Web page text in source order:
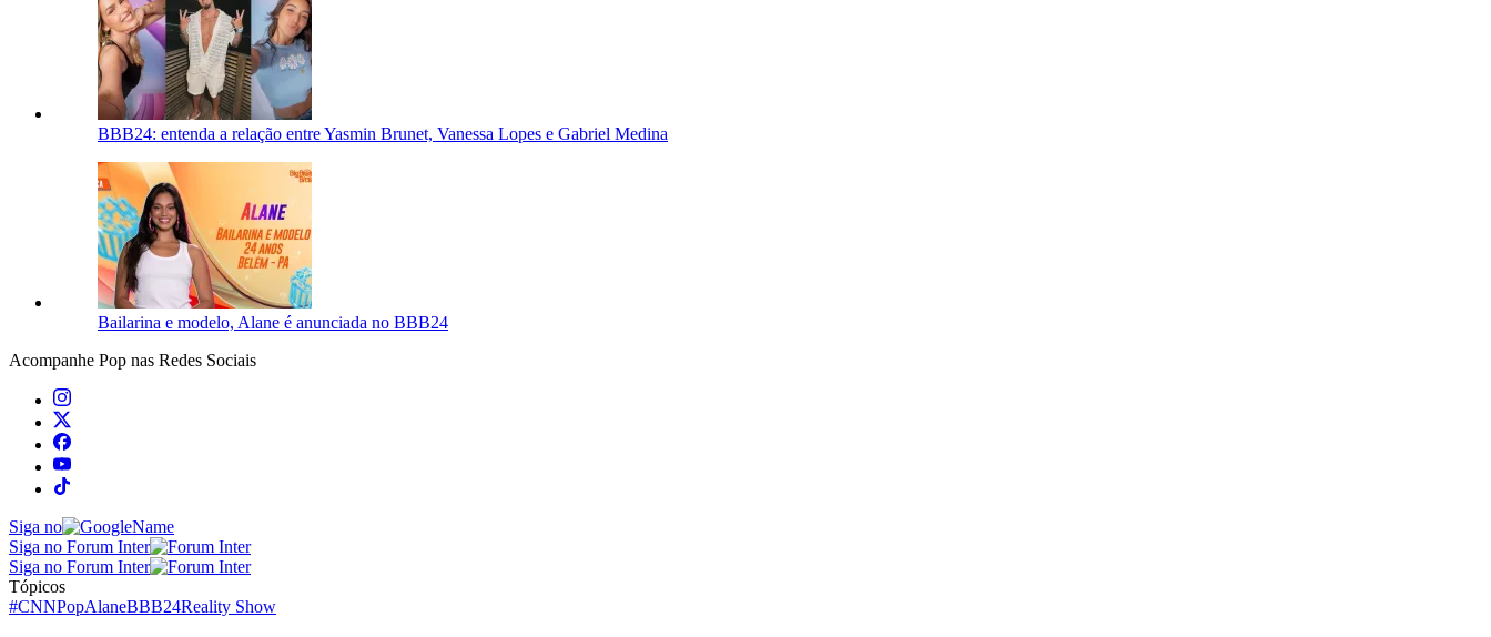
BBB24: entenda a relação entre Yasmin Brunet, Vanessa Lopes e Gabriel Medina
Bailarina e modelo, Alane é anunciada no BBB24
Acompanhe Pop nas Redes Sociais
Siga no
Siga no Forum Inter
Siga no Forum Inter
Tópicos
#CNNPopAlaneBBB24Reality Show